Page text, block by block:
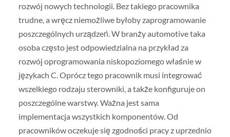
rozwój nowych technologii. Bez takiego pracownika
trudne, a wręcz niemożliwe byłoby zaprogramowanie
poszczególnych urządzeń. W branży automotive taka
osoba często jest odpowiedzialna na przykład za
rozwój oprogramowania niskopoziomego właśnie w
językach C. Oprócz tego pracownik musi integrować
wszelkiego rodzaju sterowniki, a także konfiguruje on
poszczególne warstwy. Ważna jest sama
implementacja wszystkich komponentów. Od
pracowników oczekuje się zgodności pracy z uprzednio